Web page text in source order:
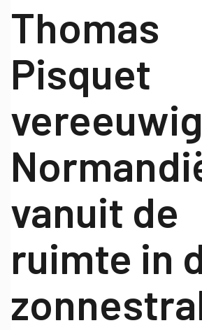
Thomas
Pisquet
vanuit de
ruimte in